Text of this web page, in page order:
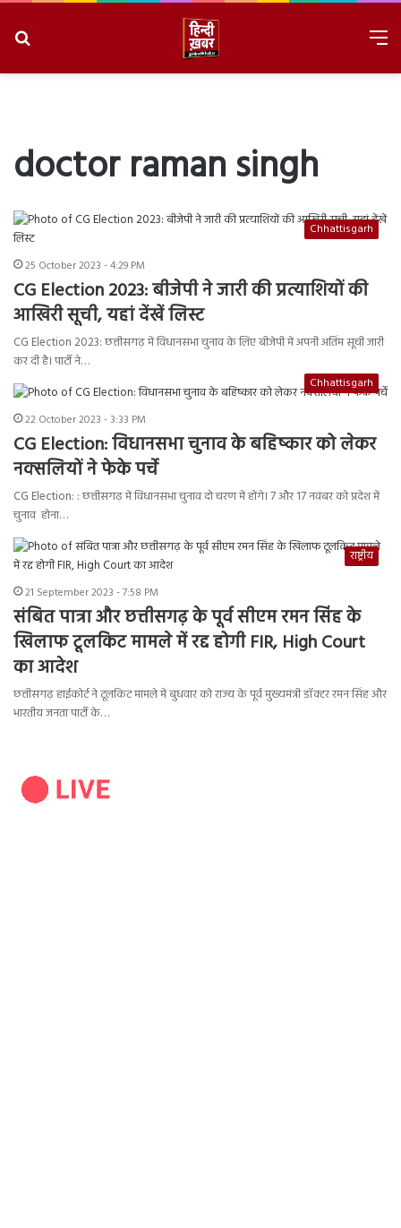
doctor raman singh
Chhattisgarh
25 October 2023 - 4:29 PM
CG Election 2023: बीजेपी ने जारी की प्रत्याशियों की
आखिरी सूची, यहां देंखें लिस्ट
CG Election 2023: छत्तीसगढ़ में विधानसभा चुनाव के लिए बीजेपी में अपनी अतिंम सूची जारी
कर दी है। पार्टी ने…
Chhattisgarh
22 October 2023 - 3:33 PM
CG Election: विधानसभा चुनाव के बहिष्कार को लेकर
नक्सलियों ने फेके पर्चे
CG Election: : छत्तीसगढ़ में विधानसभा चुनाव दो चरण में होंगे। 7 और 17 नवंबर को प्रदेश में
चुनाव होना…
राष्ट्रीय
21 September 2023 - 7:58 PM
संबित पात्रा और छत्तीसगढ़ के पूर्व सीएम रमन सिंह के
खिलाफ टूलकिट मामले में रद्द होगी FIR, High Court
का आदेश
छत्तीसगढ़ हाईकोर्ट ने टूलकिट मामले में बुधवार को राज्य के पूर्व मुख्यमंत्री डॉक्टर रमन सिंह और
भारतीय जनता पार्टी के…